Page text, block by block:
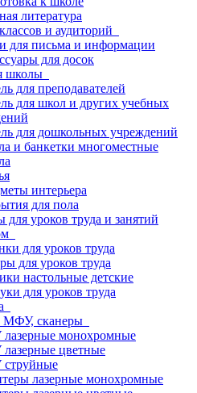
литература
и аудиторий
для письма и информации
для досок
школы
для преподавателей
для школ и других учебных
для дошкольных учреждений
и банкетки многоместные
интерьера
для пола
для уроков труда и занятий
для уроков труда
для уроков труда
настольные детские
для уроков труда
МФУ, сканеры
монохромные
цветные
лазерные монохромные